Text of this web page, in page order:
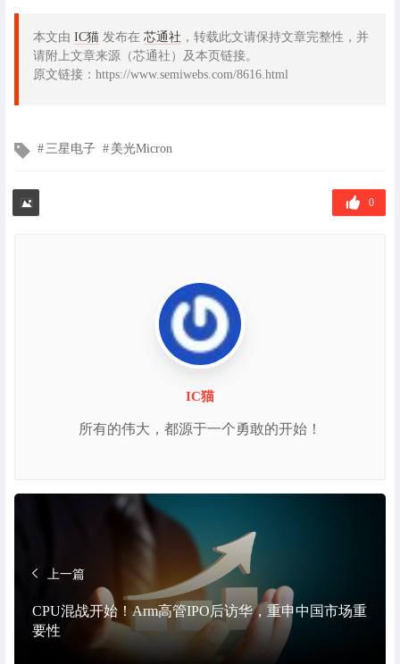
本文由 IC猫 发布在 芯通社 ，转载此文请保持文章完整性，并
请附上文章来源（芯通社）及本页链接。
原文链接：https://www.semiwebs.com/8616.html
文
签
三星电子 美光Micron
0
IC猫
所有的伟大，都源于一个勇敢的开始！
上一篇
CPU混战开始！Arm高管IPO后访华，重申中国市场重
要性